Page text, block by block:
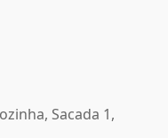
Sacada 1,